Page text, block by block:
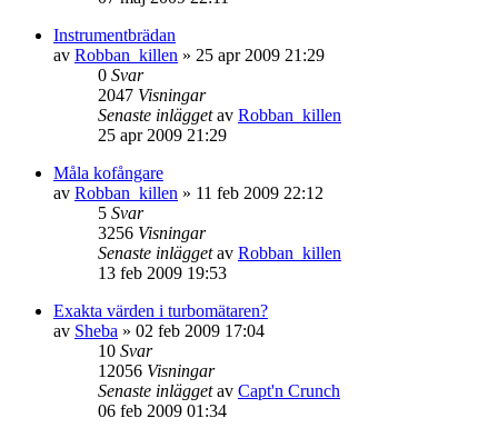
Instrumentbrädan
av Robban_killen » 25 apr 2009 21:29
0 Svar
2047 Visningar
Senaste inläggetav Robban_killen
25 apr 2009 21:29
Måla kofångare
av Robban_killen » 11 feb 2009 22:12
5 Svar
3256 Visningar
Senaste inläggetav Robban_killen
13 feb 2009 19:53
Exakta värden i turbomätaren?
av Sheba » 02 feb 2009 17:04
10 Svar
12056 Visningar
Senaste inläggetav Capt'n Crunch
06 feb 2009 01:34